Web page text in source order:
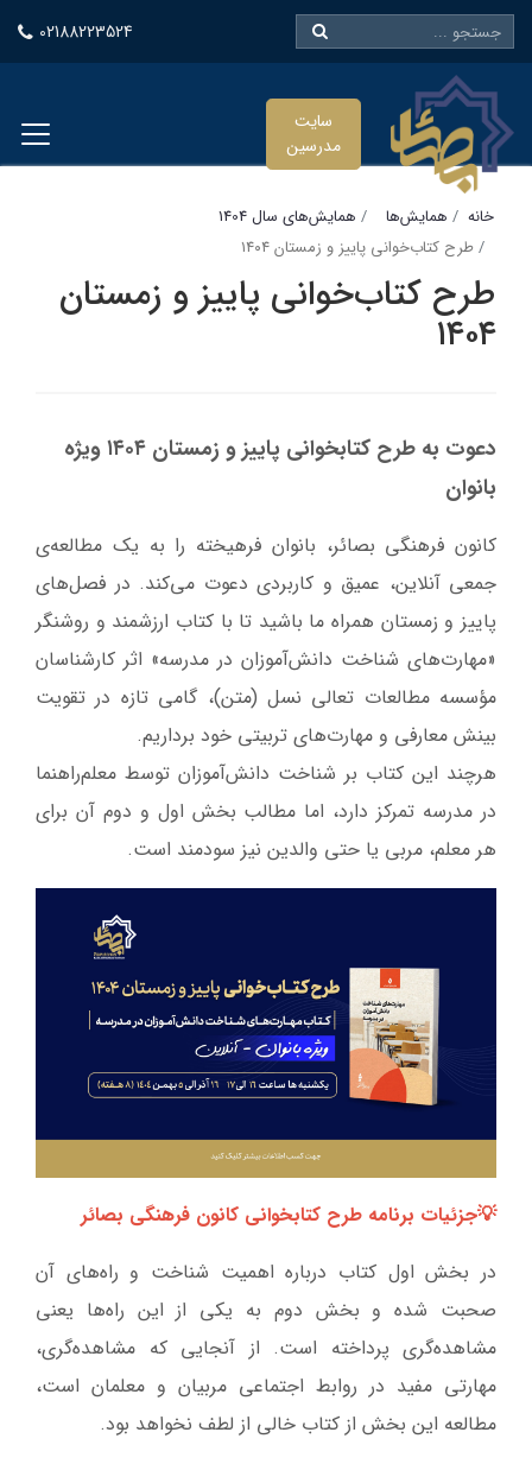
02188223524
سایت
مدرسین
خانه همایش‌ها
همایش‌های سال 1404
طرح کتاب‌خوانی پاییز و زمستان ۱۴۰۴
طرح کتاب‌خوانی پاییز و زمستان
۱۴۰۴
دعوت به طرح کتابخوانی پاییز و زمستان ۱۴۰۴ ویژه
بانوان
کانون فرهنگی بصائر، بانوان فرهیخته را به یک مطالعه‌ی
جمعی آنلاین، عمیق و کاربردی دعوت می‌کند. در فصل‌های
پاییز و زمستان همراه ما باشید تا با کتاب ارزشمند و روشنگر
«مهارت‌های شناخت دانش‌آموزان در مدرسه» اثر کارشناسان
مؤسسه مطالعات تعالی نسل (متن)، گامی تازه در تقویت
بینش معارفی و مهارت‌های تربیتی خود برداریم.
هرچند این کتاب بر شناخت دانش‌آموزان توسط معلم‌راهنما
در مدرسه تمرکز دارد، اما مطالب بخش اول و دوم آن برای
هر معلم، مربی یا حتی والدین نیز سودمند است.
💡جزئیات برنامه طرح کتابخوانی کانون فرهنگی بصائر
در بخش اول کتاب درباره اهمیت شناخت و راه‌های آن
صحبت شده و بخش دوم به یکی از این راه‌ها یعنی
مشاهده‌گری پرداخته است. از آنجایی که مشاهده‌گری،
مهارتی مفید در روابط اجتماعی مربیان و معلمان است،
مطالعه این بخش از کتاب خالی از لطف نخواهد بود.